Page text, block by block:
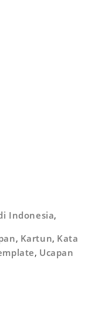
Indonesia,
, Kartun, Kata
, Ucapan